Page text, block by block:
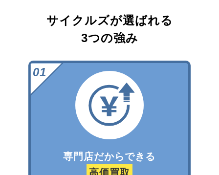
サイクルズが選ばれる
3つの強み
専門店だからできる
高価買取